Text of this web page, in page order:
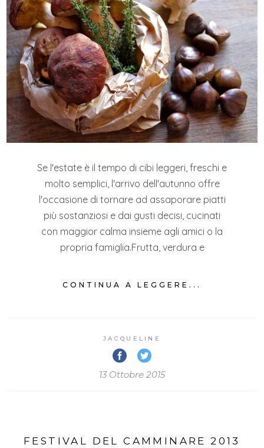
Se l'estate è il tempo di cibi leggeri, freschi e
molto semplici, l'arrivo dell'autunno offre
l'occasione di tornare ad assaporare piatti
più sostanziosi e dai gusti decisi, cucinati
con maggior calma insieme agli amici o la
propria famiglia.Frutta, verdura e
CONTINUA A LEGGERE...
JACQUELINE
13 Ottobre 2015
FESTIVAL DEL CAMMINARE 2013